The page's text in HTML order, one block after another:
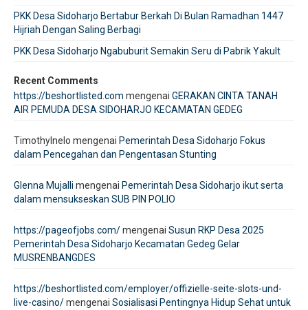
PKK Desa Sidoharjo Bertabur Berkah Di Bulan Ramadhan 1447
Hijriah Dengan Saling Berbagi
PKK Desa Sidoharjo Ngabuburit Semakin Seru di Pabrik Yakult
Recent Comments
https://beshortlisted.com mengenai GERAKAN CINTA TANAH
AIR PEMUDA DESA SIDOHARJO KECAMATAN GEDEG
TimothyInelo mengenai Pemerintah Desa Sidoharjo Fokus
dalam Pencegahan dan Pengentasan Stunting
Glenna Mujalli mengenai Pemerintah Desa Sidoharjo ikut serta
dalam mensukseskan SUB PIN POLIO
https://pageofjobs.com/mengenai Susun RKP Desa 2025
Pemerintah Desa Sidoharjo Kecamatan Gedeg Gelar
MUSRENBANGDES
https://beshortlisted.com/employer/offizielle-seite-slots-und-
live-casino/mengenai Sosialisasi Pentingnya Hidup Sehat untuk